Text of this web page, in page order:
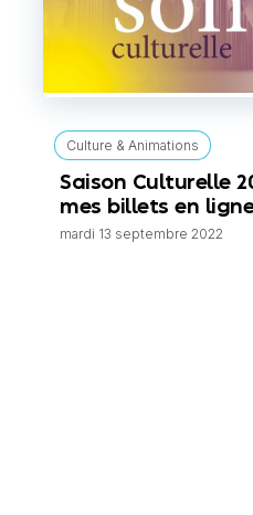
Culture & Animations
Saison Culturelle
mes billets en
mardi 13 septembre 2022